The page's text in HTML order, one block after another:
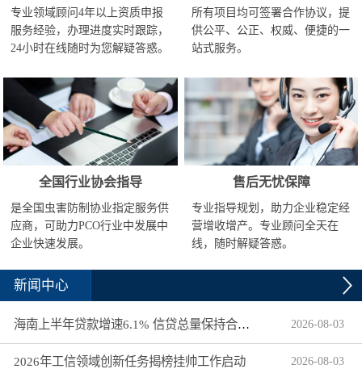
专业领域顾问4年以上资质申报
服务经验，办理进度实时跟踪，
24小时在线随时为您解疑答惑。
所有项目均可签署合作协议，提
供公平、公正、权威、便捷的一
站式服务。
全国行业协会指导
是全国虫害防制协业指定服务供
应商，可助力PCO行业中发展中
企业快速发展。
售后无忧保障
专业指导规划，助力企业稳定经
营增收增产。专业顾问全天在
线，随时解疑答惑。
新闻中心
海南上半年贷款增速6.1% 信贷总量保持合理平稳增长 2026-08-03
2026年工信领域创新任务揭榜挂帅工作启动 2026-08-03